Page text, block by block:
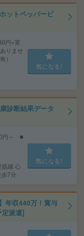
ットペッパービ
円×実
りませ
）
気になる!
診断結果データ
円～ ■
線 心
7分
気になる!
年収440万！賞与
派遣]